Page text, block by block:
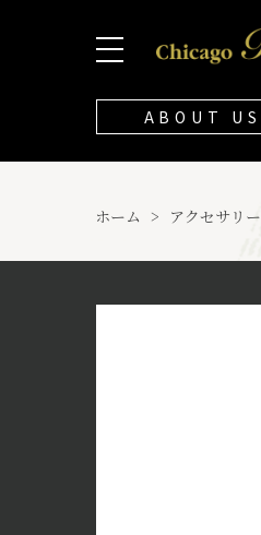
ABOUT US
ホーム > アクセサリー